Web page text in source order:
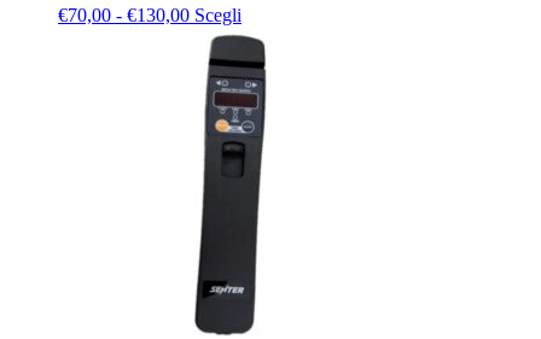
€70,00 - €130,00Fascia
prezzo:
€70,00
€130,00
Scegli
prodotto
ha
più
varianti.
Le
opzioni
possono
essere
scelte
nella
pagina
del
prodotto